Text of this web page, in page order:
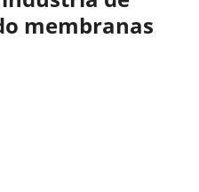
membranas